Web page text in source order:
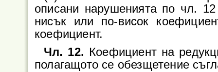
описани нарушенията по чл.
нисък или по-висок
коефициент.
Чл. 12. Коефициент на
полагащото се обезщетение